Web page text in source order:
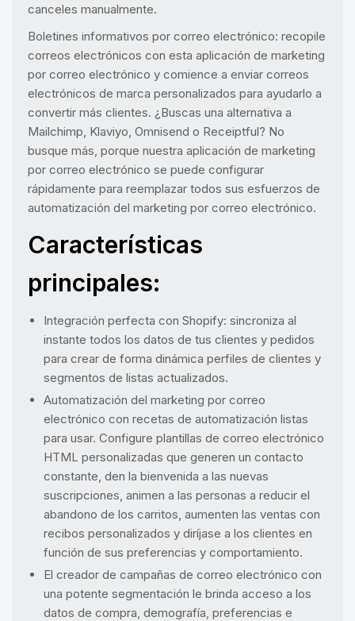
canceles manualmente.
Boletines informativos por correo electrónico: recopile
correos electrónicos con esta aplicación de marketing
por correo electrónico y comience a enviar correos
electrónicos de marca personalizados para ayudarlo a
convertir más clientes. ¿Buscas una alternativa a
Mailchimp, Klaviyo, Omnisend o Receiptful? No
busque más, porque nuestra aplicación de marketing
por correo electrónico se puede configurar
rápidamente para reemplazar todos sus esfuerzos de
automatización del marketing por correo electrónico.
Características
principales:
Integración perfecta con Shopify: sincroniza al
instante todos los datos de tus clientes y pedidos
para crear de forma dinámica perfiles de clientes y
segmentos de listas actualizados.
Automatización del marketing por correo
electrónico con recetas de automatización listas
para usar. Configure plantillas de correo electrónico
HTML personalizadas que generen un contacto
constante, den la bienvenida a las nuevas
suscripciones, animen a las personas a reducir el
abandono de los carritos, aumenten las ventas con
recibos personalizados y diríjase a los clientes en
función de sus preferencias y comportamiento.
El creador de campañas de correo electrónico con
una potente segmentación le brinda acceso a los
datos de compra, demografía, preferencias e